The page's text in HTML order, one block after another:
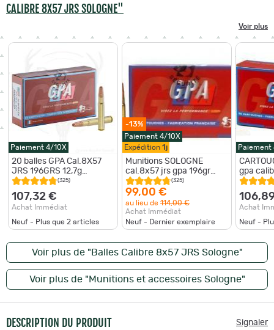
CALIBRE 8X57 JRS SOLOGNE"
Voir plus
Paiement 4/10X
20 balles GPA Cal.8X57
JRS 196GRS 12,7g
SOLOGNE
(325)
107,32 €
Achat Immédiat
Neuf - Plus que 2 articles
-13%
Paiement 4/10X
Expédition 1j
Munitions SOLOGNE
cal.8x57 jrs gpa 196gr
12.7g par 20(325)
99,00 €
au lieu de 114,00 €
Achat Immédiat
Neuf - Dernier exemplaire
Paiement
gpa
196GR
Achat
Neuf -
Voir plus de "Balles Calibre 8x57 JRS Sologne"
Voir plus de "Munitions et accessoires Sologne"
DESCRIPTION DU PRODUIT Signaler